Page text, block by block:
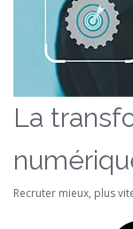
La
Recruter mieux, plus